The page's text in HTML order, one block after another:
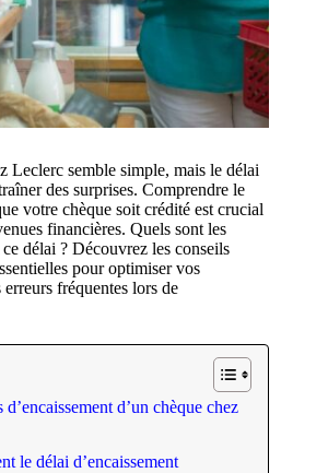
Leclerc semble simple, mais le délai
des surprises. Comprendre le
votre chèque soit crédité est crucial
financières. Quels sont les
délai ? Découvrez les conseils
pour optimiser vos
fréquentes lors de
d’un chèque chez
le délai d’encaissement